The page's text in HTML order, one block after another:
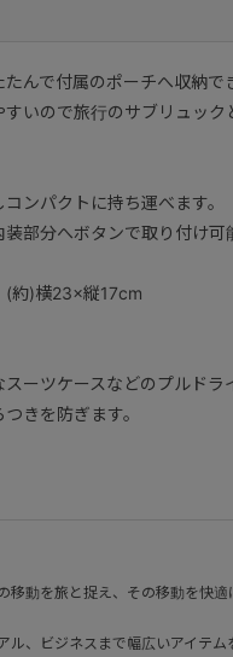
んで付属のポーチへ収納で
いので旅行のサブリュック
ンパクトに持ち運べます。
部分へボタンで取り付け可
約)横23×縦17cm
ーツケースなどのプルドラ
きを防ぎます。
移動を旅と捉え、その移動を快
ル、ビジネスまで幅広いアイテム